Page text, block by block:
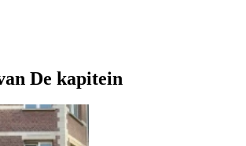
De kapitein